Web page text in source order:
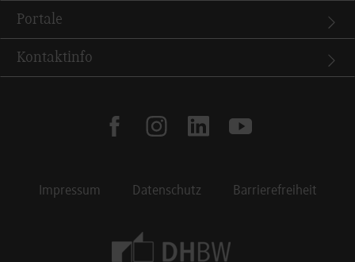
Portale
Kontaktinfo
facebookinstagramlinkedinyoutube
Impressum Datenschutz Barrierefreiheit